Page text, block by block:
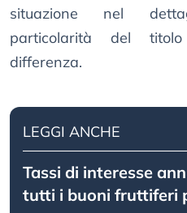
situazione nel
particolarità del
differenza.
LEGGI ANCHE
Tassi di interesse
tutti i buoni fruttiferi